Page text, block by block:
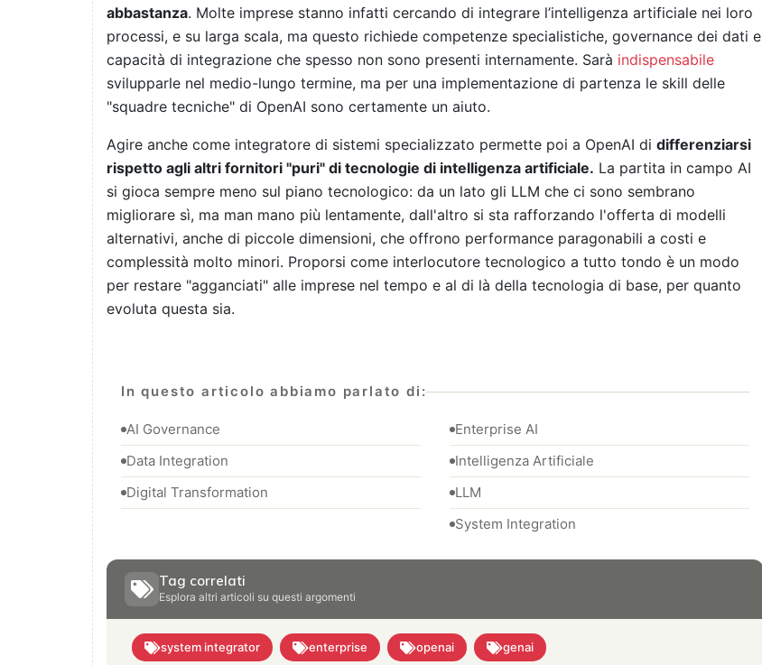
abbastanza. Molte imprese stanno infatti cercando di integrare l’intelligenza artificiale nei loro
processi, e su larga scala, ma questo richiede competenze specialistiche, governance dei dati e
capacità di integrazione che spesso non sono presenti internamente. Sarà indispensabile
svilupparle nel medio-lungo termine, ma per una implementazione di partenza le skill delle
"squadre tecniche" di OpenAI sono certamente un aiuto.
Agire anche come integratore di sistemi specializzato permette poi a OpenAI di differenziarsi
rispetto agli altri fornitori "puri" di tecnologie di intelligenza artificiale. La partita in campo AI
si gioca sempre meno sul piano tecnologico: da un lato gli LLM che ci sono sembrano
migliorare sì, ma man mano più lentamente, dall'altro si sta rafforzando l'offerta di modelli
alternativi, anche di piccole dimensioni, che offrono performance paragonabili a costi e
complessità molto minori. Proporsi come interlocutore tecnologico a tutto tondo è un modo
per restare "agganciati" alle imprese nel tempo e al di là della tecnologia di base, per quanto
evoluta questa sia.
In questo articolo abbiamo parlato di:
AI Governance
Data Integration
Digital Transformation
Enterprise AI
Intelligenza Artificiale
LLM
System Integration
Tag correlati
Esplora altri articoli su questi argomenti
system integrator enterprise openai genai